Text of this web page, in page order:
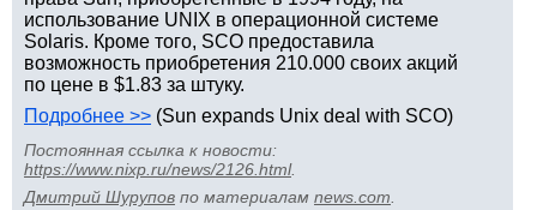
использование UNIX в операционной системе
Solaris. Кроме того, SCO предоставила
возможность приобретения 210.000 своих акций
по цене в $1.83 за штуку.
Подробнее >> (Sun expands Unix deal with SCO)
Постоянная ссылка к новости:
https://www.nixp.ru/news/2126.html.
Дмитрий Шурупов по материалам news.com